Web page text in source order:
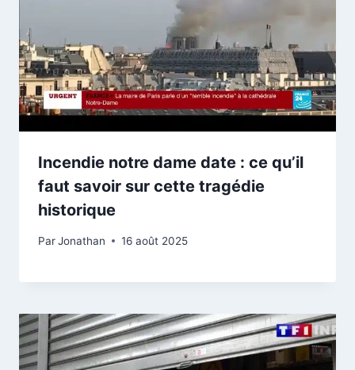
Incendie notre dame date : ce qu’il
faut savoir sur cette tragédie
historique
ParJonathan 16 août 2025